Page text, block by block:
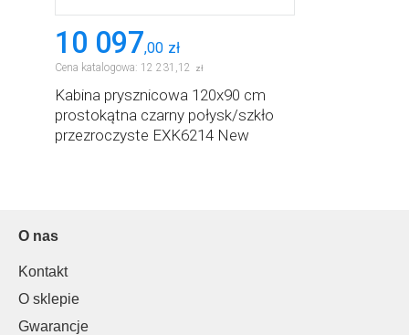
10 097,00 zł
Cena katalogowa: 12 231 ,12 zł
Kabina prysznicowa 120x90 cm
prostokątna czarny połysk/szkło
przezroczyste EXK6214 New
O nas
Kontakt
O sklepie
Gwarancje